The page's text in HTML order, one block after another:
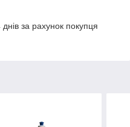
за рахунок покупця